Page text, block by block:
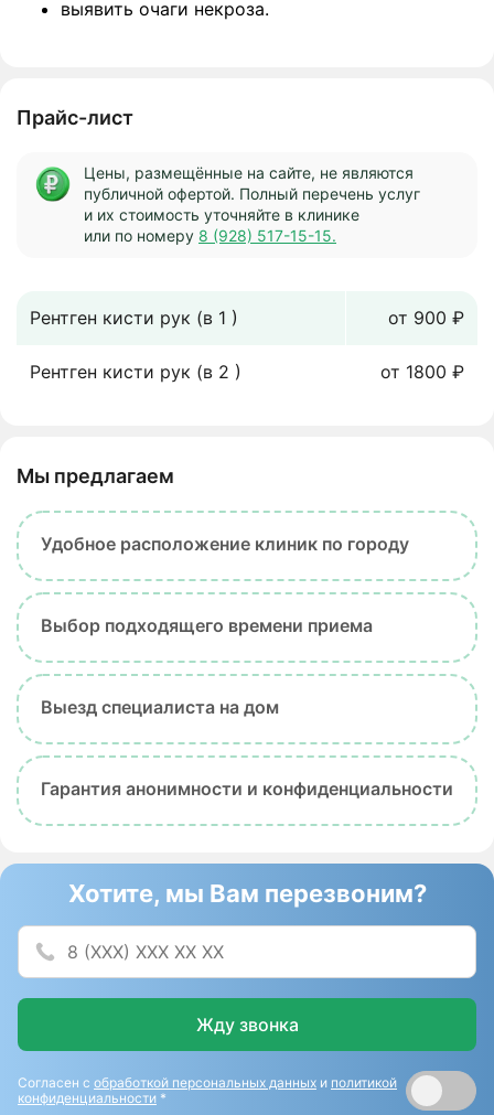
выявить очаги некроза.
Прайс-лист
Цены, размещённые на сайте, не являются
публичной офертой. Полный перечень услуг
и их стоимость уточняйте в клинике
или по номеру 8 (928) 517-15-15.
Рентген кисти рук (в 1 ) от 900 ₽
Рентген кисти рук (в 2 ) от 1800 ₽
Мы предлагаем
Удобное расположение клиник по городу
Выбор подходящего времени приема
Выезд специалиста на дом
Гарантия анонимности и конфиденциальности
Хотите, мы Вам перезвоним?
Жду звонка
Согласен с обработкой персональных данных и политикой
конфиденциальности *